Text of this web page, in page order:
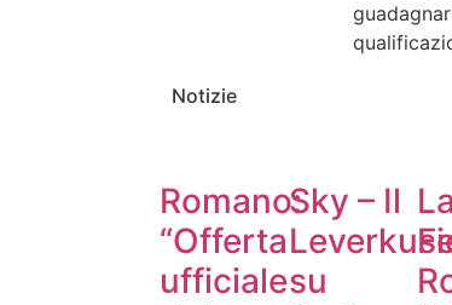
Notizie
Romano:
“Offerta
ufficiale
Sky – Il
su